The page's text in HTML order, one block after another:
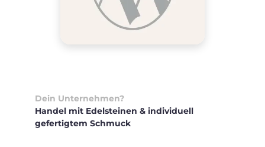
Dein Unternehmen?
Handel mit Edelsteinen & individuell
gefertigtem Schmuck